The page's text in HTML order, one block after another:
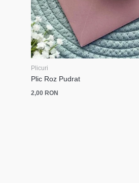
Plicuri
Plic Roz Pudrat
2,00 RON